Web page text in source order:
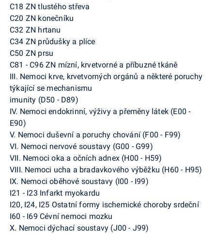
C18 ZN tlustého střeva
C20 ZN konečníku
C32 ZN hrtanu
C34 ZN průdušky a plíce
C50 ZN prsu
C81 - C96 ZN mízní, krvetvorné a příbuzné tkáně
III. Nemoci krve, krvetvorných orgánů a některé poruchy
týkající se mechanismu
imunity (D50 - D89)
IV. Nemoci endokrinní, výživy a přeměny látek (E00 -
E90)
V. Nemoci duševní a poruchy chování (F00 - F99)
VI. Nemoci nervové soustavy (G00 - G99)
VII. Nemoci oka a očních adnex (H00 - H59)
VIII. Nemoci ucha a bradavkového výběžku (H60 - H95)
IX. Nemoci oběhové soustavy (I00 - I99)
I21 - I23 Infarkt myokardu
I20, I24, I25 Ostatní formy ischemické choroby srdeční
I60 - I69 Cévní nemoci mozku
X. Nemoci dýchací soustavy (J00 - J99)